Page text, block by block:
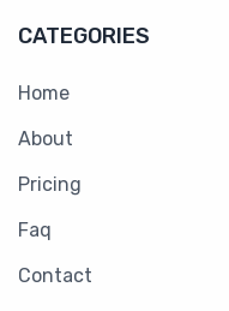
CATEGORIES
Home
About
Pricing
Faq
Contact